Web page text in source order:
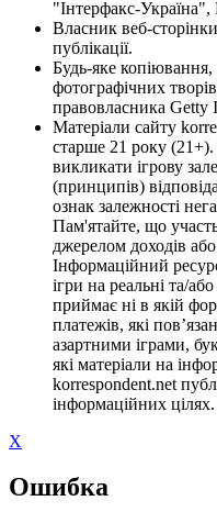
"Інтерфакс-Україна",
Власник веб-
публікації.
Будь-яке копіювання,
фотографічних
правовласника Getty
Матеріали сайту
старше 21 року (21+).
викликати ігрову
(принципів)
ознак залежності
Пам'ятайте, що
джерелом доходів
Інформаційний
ігри на реальні та/
приймає ні в якій
платежів, які
азартними іграми,
які матеріали на
korrespondent.net
інформаційних цілях.
X
Ошибка